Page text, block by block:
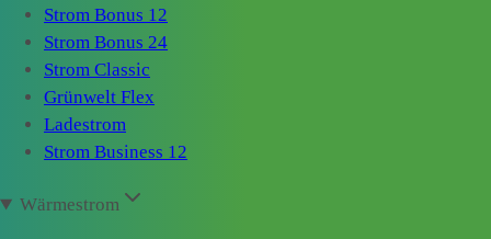
Strom Bonus 12
Strom Bonus 24
Strom Classic
Grünwelt Flex
Ladestrom
Strom Business 12
Wärmestrom